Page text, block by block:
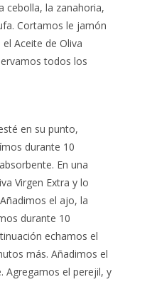
cebolla, la zanahoria,
Cortamos le jamón
Aceite de Oliva
todos los
en su punto,
durante 10
En una
Virgen Extra y lo
el ajo, la
durante 10
echamos el
más. Añadimos el
Agregamos el perejil, y